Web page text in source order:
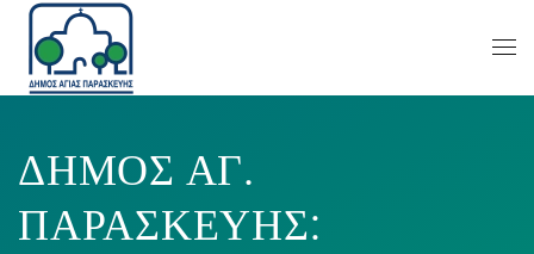
ΔΗΜΟΣ ΑΓ.
ΠΑΡΑΣΚΕΥΗΣ: